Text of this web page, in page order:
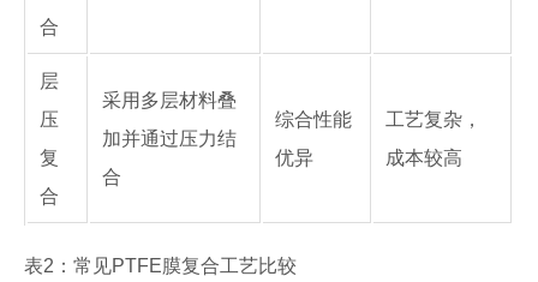
合
层
压
复
合
采用多层材料叠
加并通过压力结
合
综合性能
优异
工艺复杂，
成本较高
表2：常见PTFE膜复合工艺比较